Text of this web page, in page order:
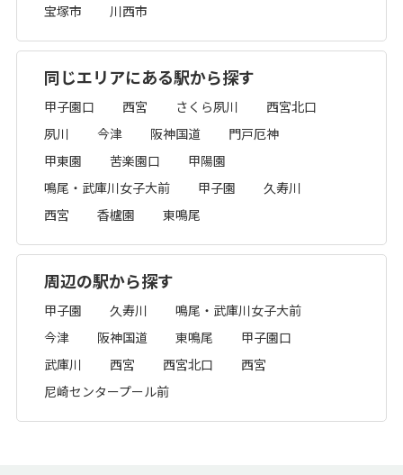
宝塚市
川西市
同じエリアにある駅から探す
甲子園口 西宮 さくら夙川
西宮北口
夙川
今津 阪神国道
門戸厄神
甲東園
苦楽園口
甲陽園
鳴尾・武庫川女子大前
甲子園
久寿川
西宮
香櫨園 東鳴尾
周辺の駅から探す
甲子園 久寿川
鳴尾・武庫川女子大前
今津
阪神国道 東鳴尾
甲子園口
武庫川
西宮 西宮北口
西宮
尼崎センタープール前